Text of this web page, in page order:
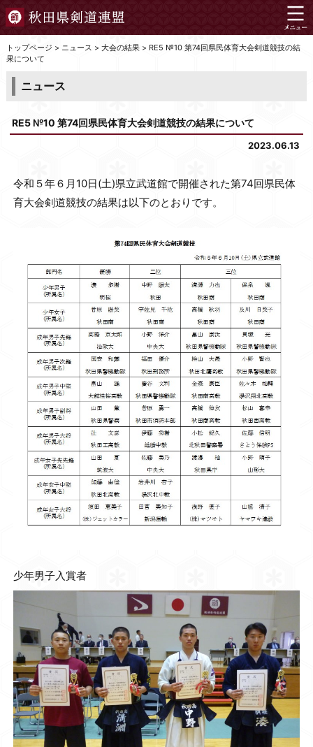
トップページ > ニュース > 大会の結果> RE5 №10 第74回県民体育大会剣道競技の結
果について
ニュース
RE5 №10 第74回県民体育大会剣道競技の結果について
2023.06.13
令和５年６月10日(土)県立武道館で開催された第74回県民体
育大会剣道競技の結果は以下のとおりです。
少年男子入賞者